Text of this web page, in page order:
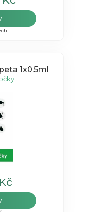
1x0.5ml